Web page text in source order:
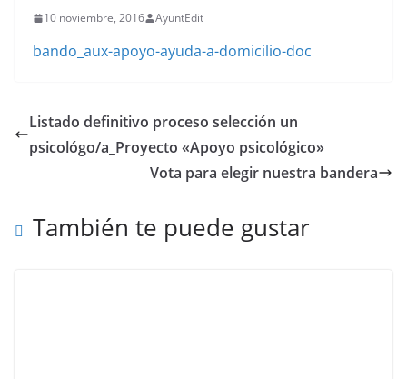
10 noviembre, 2016 AyuntEdit
bando_aux-apoyo-ayuda-a-domicilio-doc
Listado definitivo proceso selección un
psicológo/a_Proyecto «Apoyo psicológico»
Vota para elegir nuestra bandera
También te puede gustar